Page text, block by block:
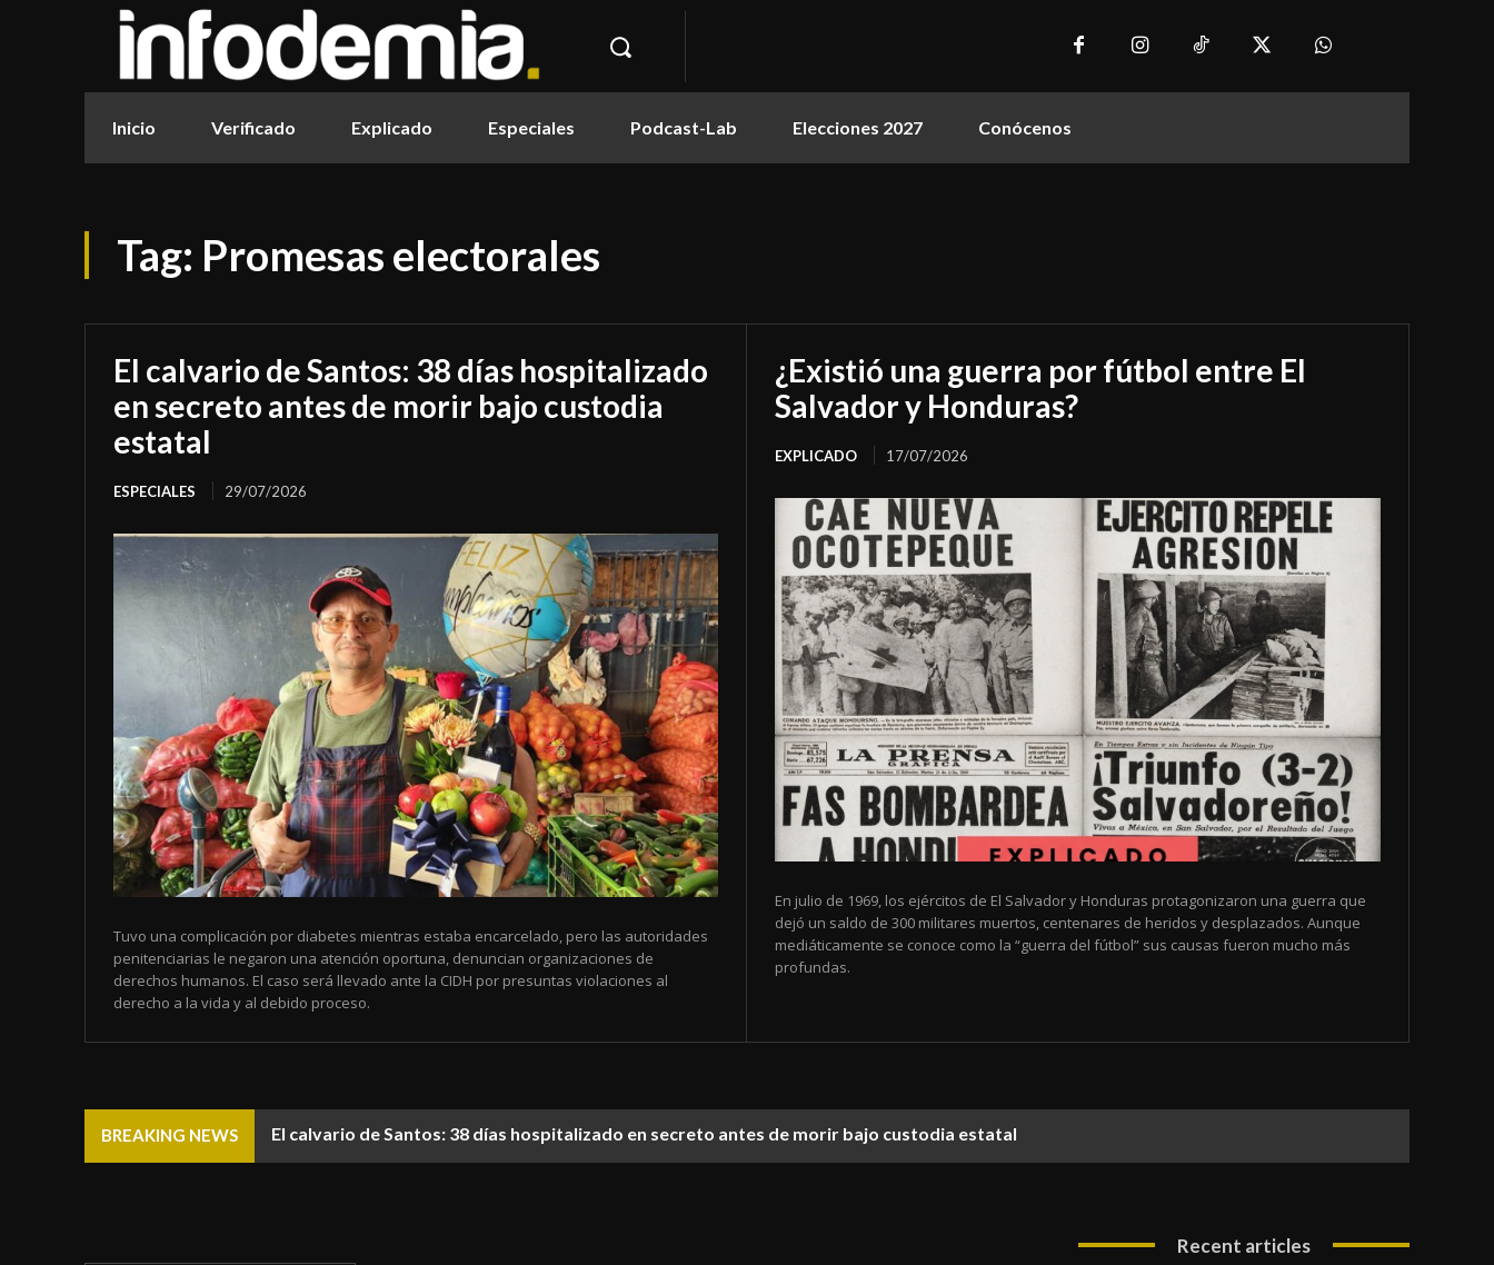
Inicio Verificado Explicado Especiales Podcast-Lab Elecciones 2027 Conócenos
Tag: Promesas electorales
El calvario de Santos: 38 días hospitalizado
en secreto antes de morir bajo custodia
estatal
ESPECIALES 29/07/2026
Tuvo una complicación por diabetes mientras estaba encarcelado, pero las autoridades
penitenciarias le negaron una atención oportuna, denuncian organizaciones de
derechos humanos. El caso será llevado ante la CIDH por presuntas violaciones al
derecho a la vida y al debido proceso.
¿Existió una guerra por fútbol entre El
Salvador y Honduras?
EXPLICADO 17/07/2026
En julio de 1969, los ejércitos de El Salvador y Honduras protagonizaron una guerra que
dejó un saldo de 300 militares muertos, centenares de heridos y desplazados. Aunque
mediáticamente se conoce como la “guerra del fútbol” sus causas fueron mucho más
profundas.
BREAKING NEWS El calvario de Santos: 38 días hospitalizado en secreto antes de morir bajo custodia estatal
Recent articles